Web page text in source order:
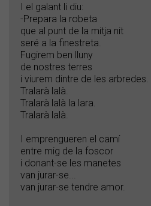
I el galant li diu:
-Prepara la robeta
que al punt de la mitja nit
seré a la finestreta.
Fugirem ben lluny
de nostres terres
i viurem dintre de les arbredes.
Tralarà lalà.
Tralarà lalà la lara.
Tralarà lalà.
I emprengueren el camí
entre mig de la foscor
i donant-se les manetes
van jurar-se...
van jurar-se tendre amor.